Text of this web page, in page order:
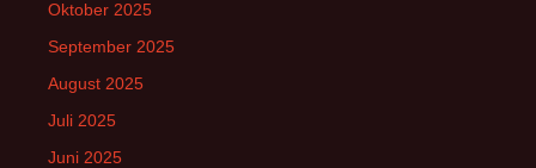
Oktober 2025
September 2025
August 2025
Juli 2025
Juni 2025